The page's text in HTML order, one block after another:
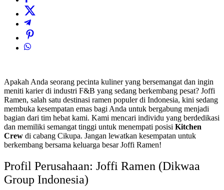
Apakah Anda seorang pecinta kuliner yang bersemangat dan ingin
meniti karier di industri F&B yang sedang berkembang pesat? Joffi
Ramen, salah satu destinasi ramen populer di Indonesia, kini sedang
membuka kesempatan emas bagi Anda untuk bergabung menjadi
bagian dari tim hebat kami. Kami mencari individu yang berdedikasi
dan memiliki semangat tinggi untuk menempati posisi Kitchen
Crew di cabang Cikupa. Jangan lewatkan kesempatan untuk
berkembang bersama keluarga besar Joffi Ramen!
Profil Perusahaan: Joffi Ramen (Dikwaa
Group Indonesia)